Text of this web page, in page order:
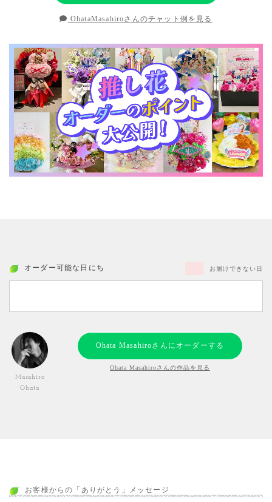
OhataMasahiroさんのチャット例を見る
オーダー可能な日にち お届けできない日
Masahiro
Ohata
Ohata Masahiroさんにオーダーする
Ohata Masahiroさんの作品を見る
お客様からの「ありがとう」メッセージ